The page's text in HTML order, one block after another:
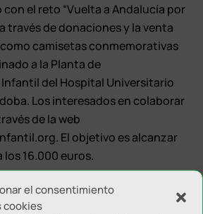
el consentimiento
cookies
el reto “Vuelta a Andalucía por
través de donaciones y la venta
camisetas conmemorativas
a la Planta de
del Hospital Universitario
Los interesados en colaborar
de la web
El objetivo es alcanzar
los 16.000 euros.